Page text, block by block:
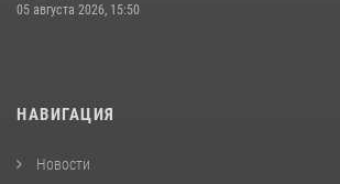
05 августа 2026, 15:50
НАВИГАЦИЯ
Новости